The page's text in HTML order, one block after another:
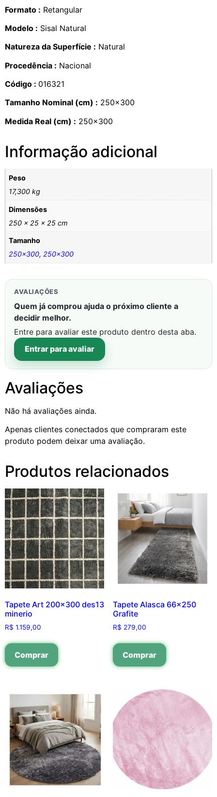
Formato : Retangular
Modelo : Sisal Natural
Natureza da Superfície : Natural
Procedência : Nacional
Código : 016321
Tamanho Nominal (cm) : 250×300
Medida Real (cm) : 250×300
Informação adicional
Peso
17,300 kg
Dimensões
250 × 25 × 25 cm
Tamanho
250×300, 250×300
AVALIAÇÕES
Quem já comprou ajuda o próximo cliente a
decidir melhor.
Entre para avaliar este produto dentro desta aba.
Entrar para avaliar
Avaliações
Não há avaliações ainda.
Apenas clientes conectados que compraram este
produto podem deixar uma avaliação.
Produtos relacionados
Tapete Art 200×300 des13
minerio
R$ 1.159,00
Comprar
Tapete Alasca 66×250
Grafite
R$ 279,00
Comprar